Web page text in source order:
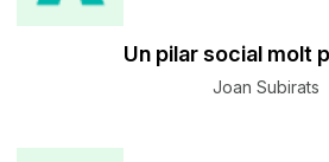
Un pilar social molt
Joan Subirats